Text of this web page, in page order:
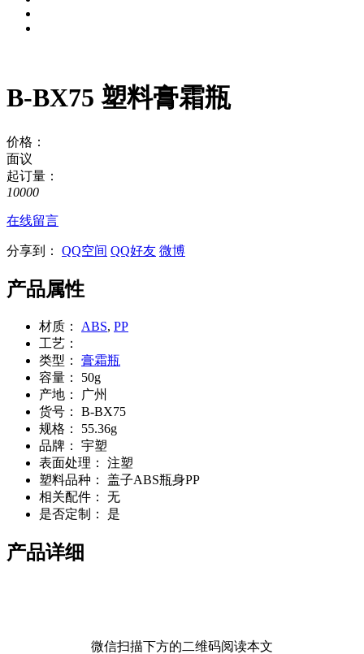
B-BX75 塑料膏霜瓶
价格：
面议
起订量：
10000
在线留言
分享到： QQ空间 QQ好友 微博
产品属性
材质： ABS, PP
工艺：
类型：
膏霜瓶
容量：
50g
产地：
广州
货号：
B-BX75
规格：
55.36g
品牌：
宇塑
表面处理：
注塑
塑料品种：
盖子ABS瓶身PP
相关配件：
无
是否定制：
是
产品详细
微信扫描下方的二维码阅读本文